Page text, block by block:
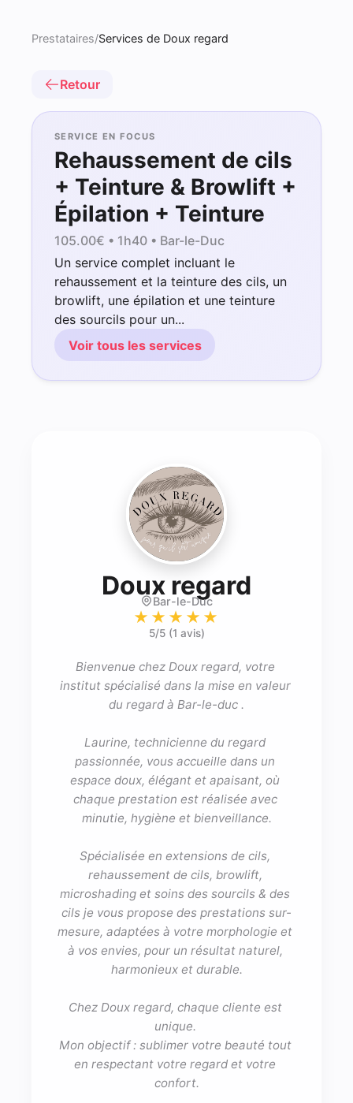
Prestataires/Services de Doux regard
Retour
SERVICE EN FOCUS
Rehaussement de cils
+ Teinture & Browlift +
Épilation + Teinture
105.00€ • 1h40 • Bar-le-Duc
Un service complet incluant le
rehaussement et la teinture des cils, un
browlift, une épilation et une teinture
des sourcils pour un...
Voir tous les services
Doux regard
Bar-le-Duc
★★★★★
5/5 (1 avis)
Bienvenue chez Doux regard, votre
institut spécialisé dans la mise en valeur
du regard à Bar-le-duc .
Laurine, technicienne du regard
passionnée, vous accueille dans un
espace doux, élégant et apaisant, où
chaque prestation est réalisée avec
minutie, hygiène et bienveillance.
Spécialisée en extensions de cils,
rehaussement de cils, browlift,
microshading et soins des sourcils & des
cils je vous propose des prestations sur-
mesure, adaptées à votre morphologie et
à vos envies, pour un résultat naturel,
harmonieux et durable.
Chez Doux regard, chaque cliente est
unique.
Mon objectif : sublimer votre beauté tout
en respectant votre regard et votre
confort.